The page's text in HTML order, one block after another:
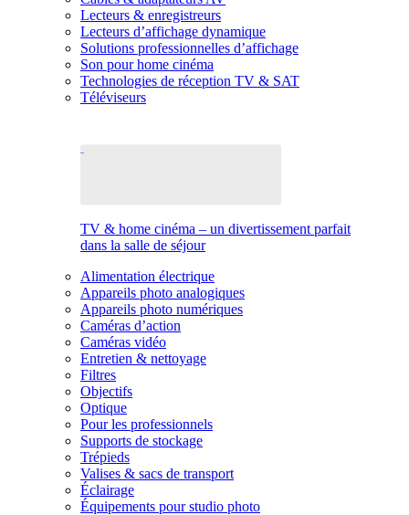
Lecteurs & enregistreurs
Lecteurs d’affichage dynamique
Solutions professionnelles d’affichage
Son pour home cinéma
Technologies de réception TV & SAT
Téléviseurs
TV & home cinéma – un divertissement parfait
dans la salle de séjour
Alimentation électrique
Appareils photo analogiques
Appareils photo numériques
Caméras d’action
Caméras vidéo
Entretien & nettoyage
Filtres
Objectifs
Optique
Pour les professionnels
Supports de stockage
Trépieds
Valises & sacs de transport
Éclairage
Équipements pour studio photo